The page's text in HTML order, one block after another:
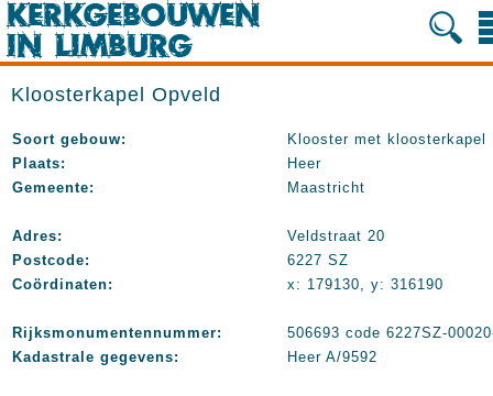
Kloosterkapel Opveld
Soort gebouw:
Klooster met kloosterkapel
Plaats:
Heer
Gemeente:
Maastricht
Adres:
Veldstraat 20
Postcode:
6227 SZ
Coördinaten:
x: 179130, y: 316190
Rijksmonumentennummer:
506693 code 6227SZ-
Kadastrale gegevens:
Heer A/9592